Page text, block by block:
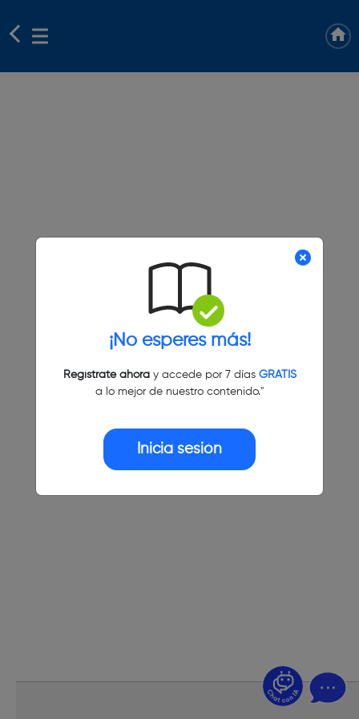
¡No esperes más!
Regístrate ahoray accede por 7 días GRATIS
a lo mejor de nuestro contenido."
Inicia sesión